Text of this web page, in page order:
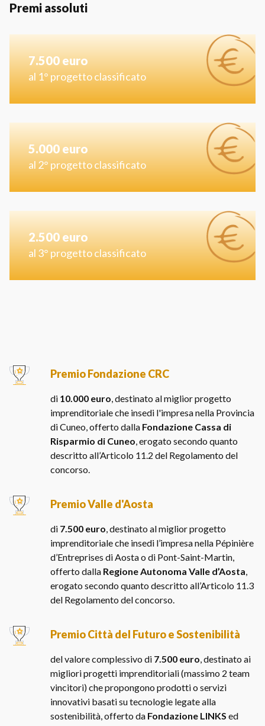
Premi assoluti
7.500 euro
al 1° progetto classificato
5.000 euro
al 2° progetto classificato
2.500 euro
al 3° progetto classificato
Premio Fondazione CRC
di 10.000 euro, destinato al miglior progetto
imprenditoriale che insedi l'impresa nella Provincia
di Cuneo, offerto dalla Fondazione Cassa di
Risparmio di Cuneo, erogato secondo quanto
descritto all’Articolo 11.2 del Regolamento del
concorso.
Premio Valle d'Aosta
di 7.500 euro, destinato al miglior progetto
imprenditoriale che insedi l’impresa nella Pépinière
d’Entreprises di Aosta o di Pont-Saint-Martin,
offerto dalla Regione Autonoma Valle d’Aosta,
erogato secondo quanto descritto all’Articolo 11.3
del Regolamento del concorso.
Premio Città del Futuro e Sostenibilità
del valore complessivo di 7.500 euro, destinato ai
migliori progetti imprenditoriali (massimo 2 team
vincitori) che propongono prodotti o servizi
innovativi basati su tecnologie legate alla
sostenibilità, offerto da Fondazione LINKS ed